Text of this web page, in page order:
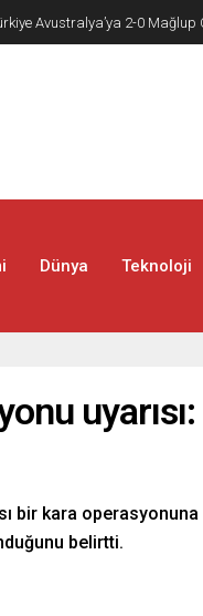
Alım Fiyatlarına Tepki
Dünya Teknoloji
bir kara operasyonuna
belirtti.